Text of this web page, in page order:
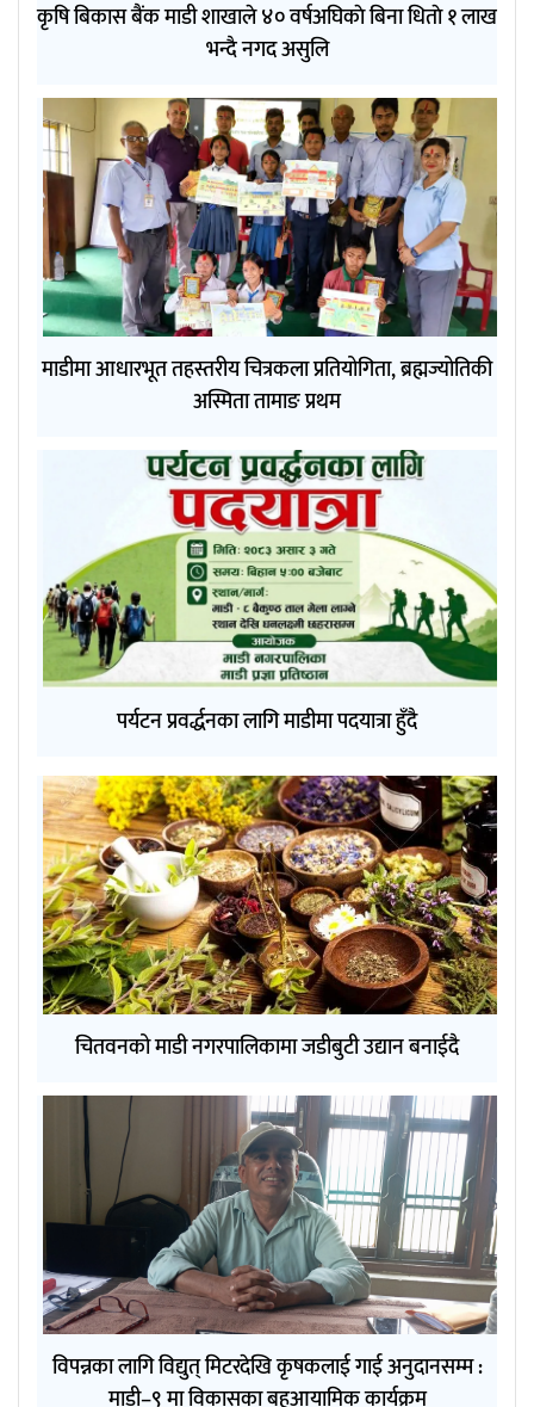
कृषि बिकास बैंक माडी शाखाले ४० वर्षअघिकाे बिना धिताे १ लाख
भन्दै नगद असुलि
माडीमा आधारभूत तहस्तरीय चित्रकला प्रतियोगिता, ब्रह्मज्योतिकी
अस्मिता तामाङ प्रथम
पर्यटन प्रवर्द्धनका लागि माडीमा पदयात्रा हुँदै
चितवनको माडी नगरपालिकामा जडीबुटी उद्यान बनाईदै
विपन्नका लागि विद्युत् मिटरदेखि कृषकलाई गाई अनुदानसम्म :
माडी–९ मा विकासका बहुआयामिक कार्यक्रम